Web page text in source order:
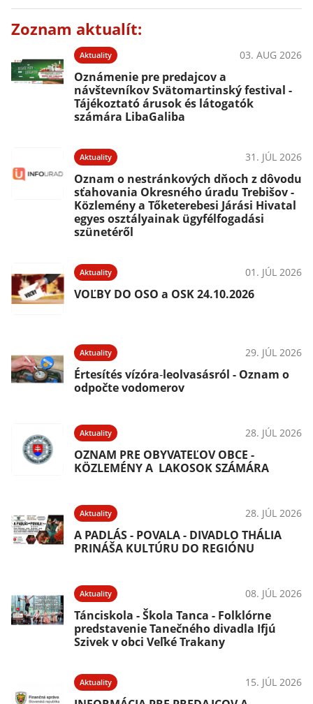
Zoznam aktualít:
Aktuality 03. AUG 2026
Oznámenie pre predajcov a
návštevníkov Svätomartinský festival -
Tájékoztató árusok és látogatók
számára LibaGaliba
Aktuality 31. JÚL 2026
Oznam o nestránkových dňoch z dôvodu
sťahovania Okresného úradu Trebišov -
Közlemény a Tőketerebesi Járási Hivatal
egyes osztályainak ügyfélfogadási
szünetéről
Aktuality 01. JÚL 2026
VOĽBY DO OSO a OSK 24.10.2026
Aktuality 29. JÚL 2026
Értesítés vízóra‑leolvasásról - Oznam o
odpočte vodomerov
Aktuality 28. JÚL 2026
OZNAM PRE OBYVATEĽOV OBCE -
KÖZLEMÉNY A LAKOSOK SZÁMÁRA
Aktuality 28. JÚL 2026
A PADLÁS - POVALA - DIVADLO THÁLIA
PRINÁŠA KULTÚRU DO REGIÓNU
Aktuality 08. JÚL 2026
Tánciskola - Škola Tanca - Folklórne
predstavenie Tanečného divadla Ifjú
Szivek v obci Veľké Trakany
Aktuality 15. JÚL 2026